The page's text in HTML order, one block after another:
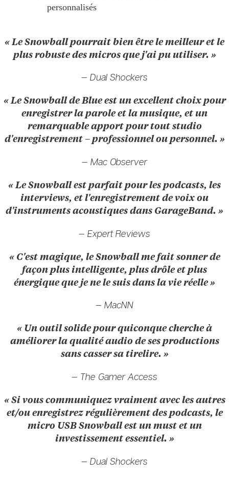
personnalisés
« Le Snowball pourrait bien être le meilleur et le
plus robuste des micros que j'ai pu utiliser. »
— Dual Shockers
« Le Snowball de Blue est un excellent choix pour
enregistrer la parole et la musique, et un
remarquable apport pour tout studio
d'enregistrement – professionnel ou personnel. »
— Mac Observer
« Le Snowball est parfait pour les podcasts, les
interviews, et l'enregistrement de voix ou
d'instruments acoustiques dans GarageBand. »
— Expert Reviews
« C'est magique, le Snowball me fait sonner de
façon plus intelligente, plus drôle et plus
énergique que je ne le suis dans la vie réelle »
— MacNN
« Un outil solide pour quiconque cherche à
améliorer la qualité audio de ses productions
sans casser sa tirelire. »
— The Gamer Access
« Si vous communiquez vraiment avec les autres
et/ou enregistrez régulièrement des podcasts, le
micro USB Snowball est un must et un
investissement essentiel. »
— Dual Shockers